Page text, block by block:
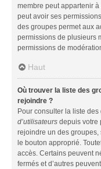
membre peut appartenir
peut avoir ses
des groupes permet aux
permissions de plusieurs
permissions de
Haut
Où trouver la liste des
rejoindre ?
Pour consulter la liste
d’utilisateurs depuis votre
rejoindre un des
le bouton approprié.
accès. Certains peuvent
fermés et d’autres